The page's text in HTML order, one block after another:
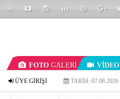
FOTO GALERİ VİDEO
TARİH: 07.08.2026
ÜYE GİRİŞİ